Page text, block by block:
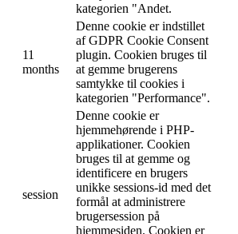
kategorien "Andet.
11
months
Denne cookie er indstillet
af GDPR Cookie Consent
plugin. Cookien bruges til
at gemme brugerens
samtykke til cookies i
kategorien "Performance".
session
Denne cookie er
hjemmehørende i PHP-
applikationer. Cookien
bruges til at gemme og
identificere en brugers
unikke sessions-id med det
formål at administrere
brugersession på
hjemmesiden. Cookien er